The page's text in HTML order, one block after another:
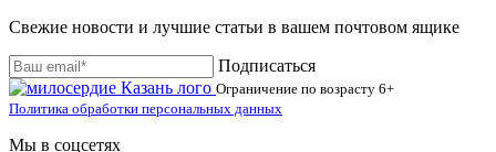
Свежие новости и лучшие статьи в вашем почтовом ящике
Подписаться
Ограничение по возрасту 6+
Политика обработки персональных данных
Мы в соцсетях